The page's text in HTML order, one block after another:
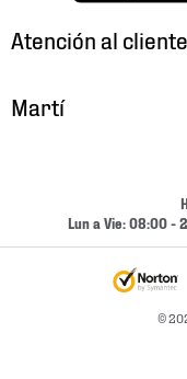
Atención al cliente
Cambios y Devoluciones
Condiciones de Entrega
Martí
Términos y Condiciones
Lun a Vie: 08:00 -
©